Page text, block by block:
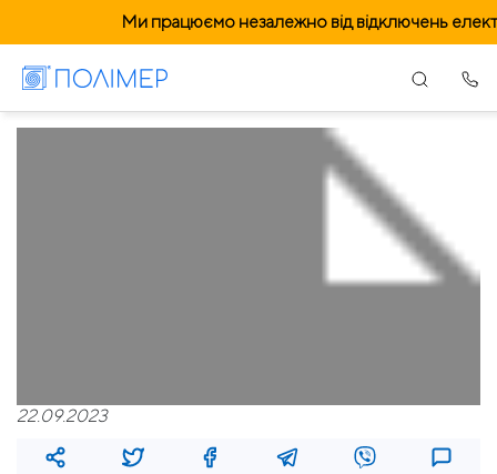
Ми працюємо незалежно від відключень
22.09.2023